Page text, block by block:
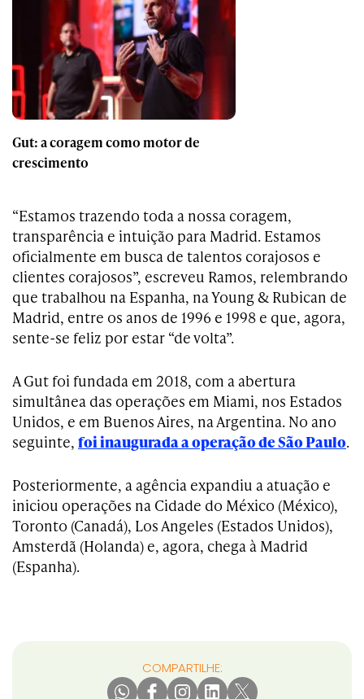
Gut: a coragem como motor de
crescimento
“Estamos trazendo toda a nossa coragem,
transparência e intuição para Madrid. Estamos
oficialmente em busca de talentos corajosos e
clientes corajosos”, escreveu Ramos, relembrando
que trabalhou na Espanha, na Young & Rubican de
Madrid, entre os anos de 1996 e 1998 e que, agora,
sente-se feliz por estar “de volta”.
A Gut foi fundada em 2018, com a abertura
simultânea das operações em Miami, nos Estados
Unidos, e em Buenos Aires, na Argentina. No ano
seguinte, foi inaugurada a operação de São Paulo.
Posteriormente, a agência expandiu a atuação e
iniciou operações na Cidade do México (México),
Toronto (Canadá), Los Angeles (Estados Unidos),
Amsterdã (Holanda) e, agora, chega à Madrid
(Espanha).
COMPARTILHE: